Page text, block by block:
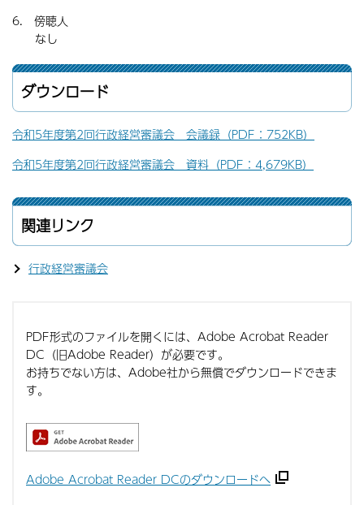
6. 傍聴人
なし
ダウンロード
令和5年度第2回行政経営審議会 会議録（PDF：752KB）
令和5年度第2回行政経営審議会 資料（PDF：4,679KB）
関連リンク
行政経営審議会
PDF形式のファイルを開くには、Adobe Acrobat Reader
DC（旧Adobe Reader）が必要です。
お持ちでない方は、Adobe社から無償でダウンロードできま
す。
Adobe Acrobat Reader DCのダウンロードへ